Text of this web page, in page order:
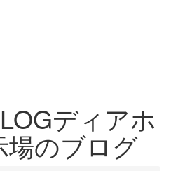
ディアホ
場のブログ